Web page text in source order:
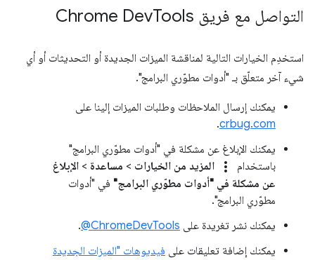
التواصل مع فريق Chrome Dev Tools
استخدِم الخيارات التالية لمناقشة الميزات الجديدة أو التحديثات أو أي
شيء آخر متعلّق بـ "أدوات مطوّري البرامج".
يمكنك إرسال الملاحظات وطلبات الميزات إلينا على
crbug.com
.
يمكنك الإبلاغ عن مشكلة في "أدوات مطوّري البرامج"
باستخدام
more_vert المزيد من الخيارات > مساعدة > الإبلاغ
عن مشكلة في "أدوات مطوّري البرامج" في "أدوات
مطوّري البرامج".
يمكنك نشر تغريدة على ‎@ChromeDevTools
.
يمكنك إضافة تعليقات على فيديوهات "الميزات الجديدة